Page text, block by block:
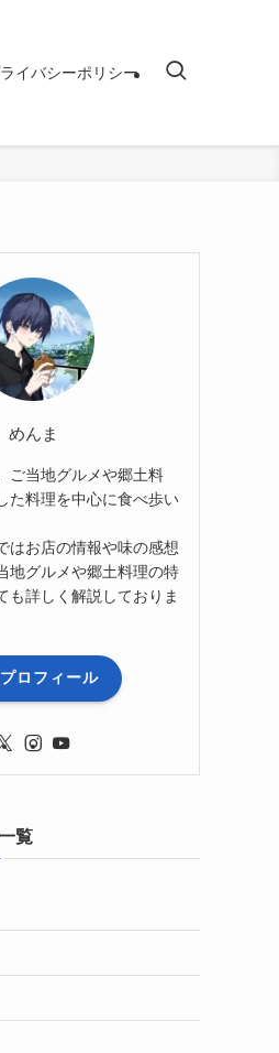
イバシーポリシー
めんま
ご当地グルメや郷土料
た料理を中心に食べ歩い
はお店の情報や味の感想
地グルメや郷土料理の特
も詳しく解説しておりま
ロフィール
覧